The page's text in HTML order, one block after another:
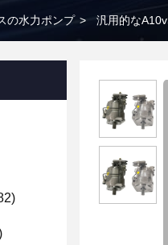
の水力ポンプ > 汎用的な